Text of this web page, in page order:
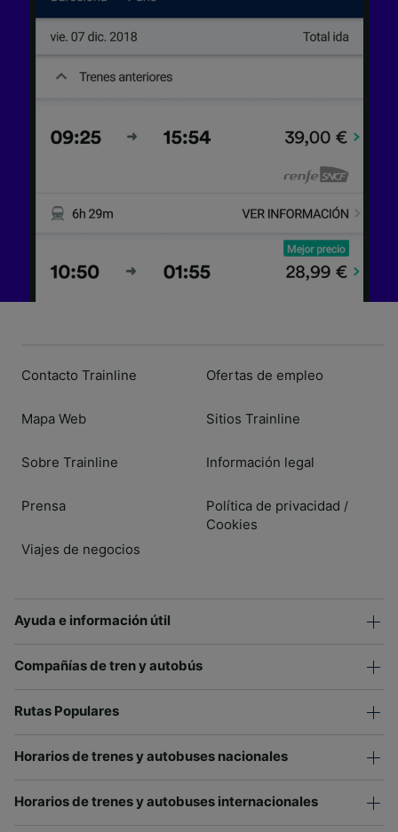
Contacto Trainline
Mapa Web
Sobre Trainline
Prensa
Viajes de negocios
Ofertas de empleo
Sitios Trainline
Información legal
Política de privacidad /
Cookies
Ayuda e información útil
Compañías de tren y autobús
Rutas Populares
Horarios de trenes y autobuses nacionales
Horarios de trenes y autobuses internacionales